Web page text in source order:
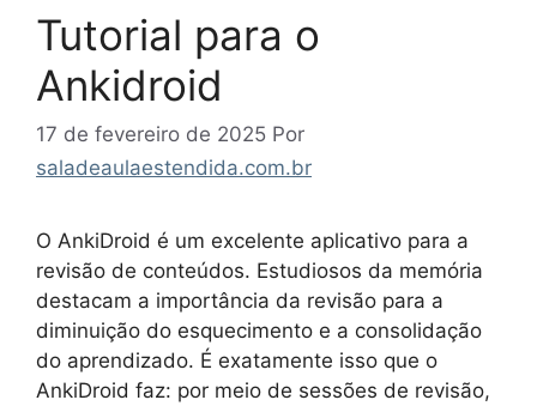
Tutorial para o
Ankidroid
17 de fevereiro de 2025 Por
saladeaulaestendida.com.br
O AnkiDroid é um excelente aplicativo para a
revisão de conteúdos. Estudiosos da memória
destacam a importância da revisão para a
diminuição do esquecimento e a consolidação
do aprendizado. É exatamente isso que o
AnkiDroid faz: por meio de sessões de revisão,